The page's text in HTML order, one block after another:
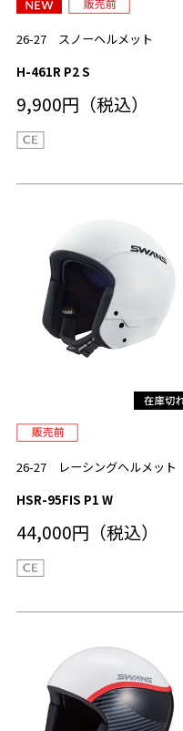
26-27 スノーヘルメット
H-461R P2 S
9,900円（税込）
26-27 レーシングヘルメット
HSR-95FIS P1 W
44,000円（税込）